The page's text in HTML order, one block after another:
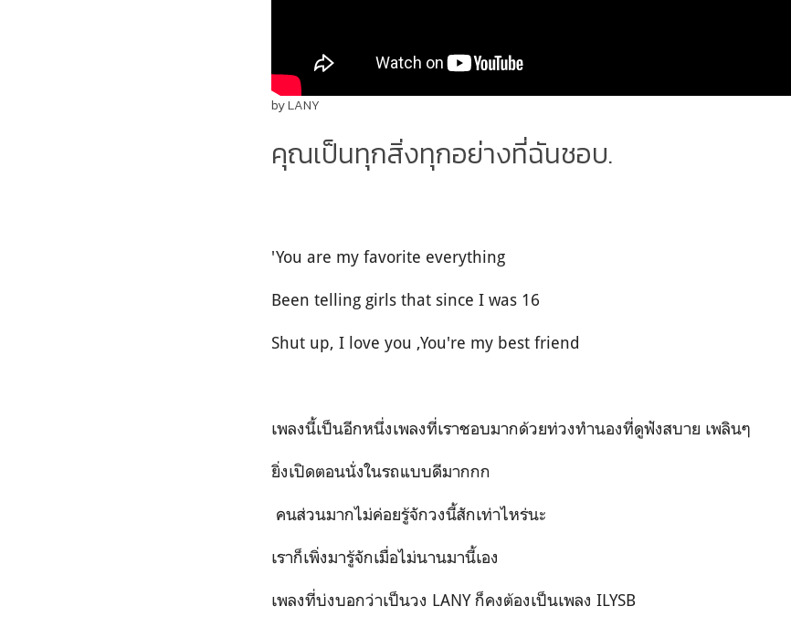
by LANY
คุณเป็นทุกสิ่งทุกอย่างที่ฉันชอบ.
'You are my favorite everything
Been telling girls that since I was 16
Shut up, I love you ,You're my best friend
เพลงนี้เป็นอีกหนึ่งเพลงที่เราชอบมากด้วยท่วงทำนองที่ดูฟังสบาย เพลินๆ
ยิ่งเปิดตอนนั่งในรถแบบดีมากกก
คนส่วนมากไม่ค่อยรู้จักวงนี้สักเท่าไหร่นะ
เราก็เพิ่งมารู้จักเมื่อไม่นานมานี้เอง
เพลงที่บ่งบอกว่าเป็นวง LANY ก็คงต้องเป็นเพลง ILYSB